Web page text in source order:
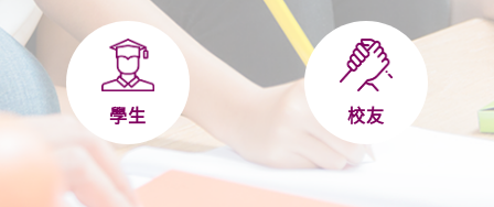
學生 校友